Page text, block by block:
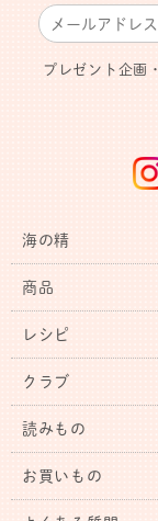
プレゼント企画
海の精
商品
レシピ
クラブ
読みもの
お買いもの